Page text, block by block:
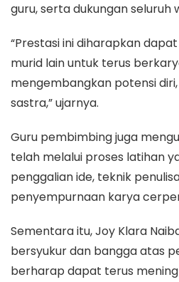
guru, serta dukungan seluruh
“Prestasi ini diharapkan
murid lain untuk terus
mengembangkan potensi
sastra,” ujarnya.
Guru pembimbing juga
telah melalui proses latihan
penggalian ide, teknik
penyempurnaan karya
Sementara itu, Joy Klara
bersyukur dan bangga atas
berharap dapat terus